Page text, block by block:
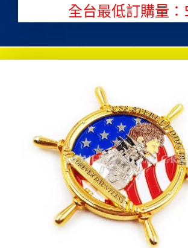
全台最低訂購量：